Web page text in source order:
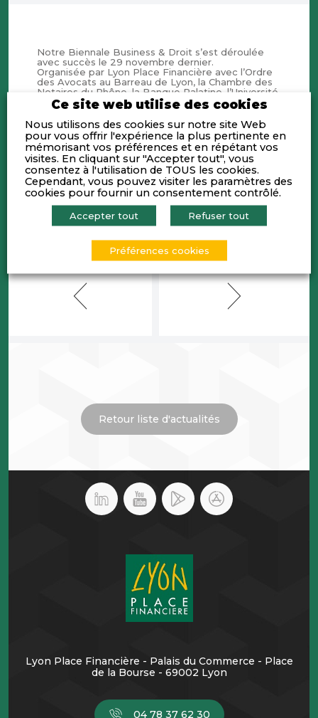
Notre Biennale Business & Droit s’est déroulée
avec succès le 29 novembre dernier.
Organisée par Lyon Place Financière avec l’Ordre
des Avocats au Barreau de Lyon, la Chambre des
Notaires du Rhône, la Banque Palatine, l’Université
Jean Moulin 3 et en partenariat avec Le Tout Lyon,
la Biennale abordait le sujet desenjeux et défis
de l’entreprise de demain.
->Découvrez les photos ici
-> La présentation « Changement climatique : Un
voyage sans retour en territoire inconnu » (GIEC)
:Cliquez ici
-> La présentation « Permettre aux polices du
monde entier de relever les défis de la lutte
contre la criminalité internationale »
(INTERPOL):
Retour liste d'actualités
Lyon Place Financière - Palais du Commerce - Place
de la Bourse - 69002 Lyon
04 78 37 62 30
Ce site web utilise des cookies
Nous utilisons des cookies sur notre site Web
pour vous offrir l'expérience la plus pertinente en
mémorisant vos préférences et en répétant vos
visites. En cliquant sur "Accepter tout", vous
consentez à l'utilisation de TOUS les cookies.
Cependant, vous pouvez visiter les paramètres des
cookies pour fournir un consentement contrôlé.
Accepter tout Refuser tout
Préférences cookies